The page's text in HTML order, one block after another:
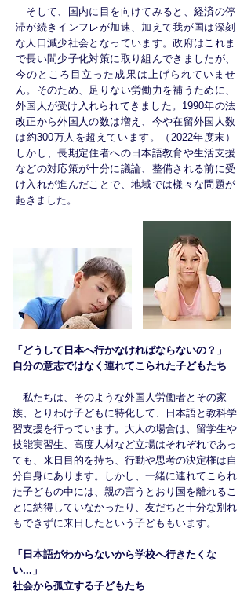
そして、国内に目を向けてみると、経済の停
滞が続きインフレが加速、加えて我が国は深刻
な人口減少社会となっています。政府はこれま
で長い間少子化対策に取り組んできましたが、
今のところ目立った成果は上げられていませ
ん。そのため、足りない労働力を補うために、
外国人が受け入れられてきました。1990年の法
改正から外国人の数は増え、今や在留外国人数
は約300万人を超えています。（2022年度末）
しかし、長期定住者への日本語教育や生活支援
などの対応策が十分に議論、整備される前に受
け入れが進んだことで、地域では様々な問題が
起きました。
「どうして日本へ行かなければならないの？」
自分の意志ではなく連れてこられた子どもたち
私たちは、そのような外国人労働者とその家
族、とりわけ子どもに特化して、日本語と教科学
習支援を行っています。大人の場合は、留学生や
技能実習生、高度人材など立場はそれぞれであっ
ても、来日目的を持ち、行動や思考の決定権は自
分自身にあります。しかし、一緒に連れてこられ
た子どもの中には、親の言うとおり国を離れるこ
とに納得していなかったり、友だちと十分な別れ
もできずに来日したという子どももいます。
​「日本語がわからないから学校へ行きたくな
い...」
​社会から孤立する子どもたち